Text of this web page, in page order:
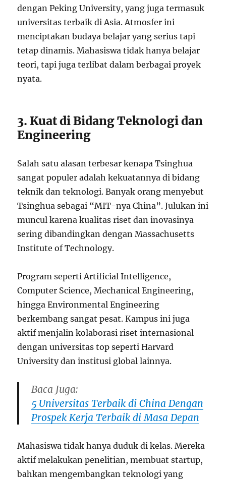
dengan Peking University, yang juga termasuk
universitas terbaik di Asia. Atmosfer ini
menciptakan budaya belajar yang serius tapi
tetap dinamis. Mahasiswa tidak hanya belajar
teori, tapi juga terlibat dalam berbagai proyek
nyata.
3. Kuat di Bidang Teknologi dan
Engineering
Salah satu alasan terbesar kenapa Tsinghua
sangat populer adalah kekuatannya di bidang
teknik dan teknologi. Banyak orang menyebut
Tsinghua sebagai “MIT-nya China”. Julukan ini
muncul karena kualitas riset dan inovasinya
sering dibandingkan dengan Massachusetts
Institute of Technology.
Program seperti Artificial Intelligence,
Computer Science, Mechanical Engineering,
hingga Environmental Engineering
berkembang sangat pesat. Kampus ini juga
aktif menjalin kolaborasi riset internasional
dengan universitas top seperti Harvard
University dan institusi global lainnya.
Baca Juga:
5 Universitas Terbaik di China Dengan
Prospek Kerja Terbaik di Masa Depan
Mahasiswa tidak hanya duduk di kelas. Mereka
aktif melakukan penelitian, membuat startup,
bahkan mengembangkan teknologi yang